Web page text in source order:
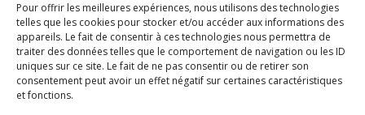
Pour offrir les meilleures expériences, nous utilisons des technologies
telles que les cookies pour stocker et/ou accéder aux informations des
appareils. Le fait de consentir à ces technologies nous permettra de
traiter des données telles que le comportement de navigation ou les ID
uniques sur ce site. Le fait de ne pas consentir ou de retirer son
consentement peut avoir un effet négatif sur certaines caractéristiques
et fonctions.
LIVRAISON OFFERTE
en point relais dès 75€ d’achat